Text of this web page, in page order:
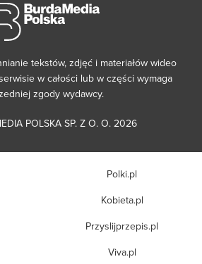
tekstów, zdjęć i materiałów wideo
w całości lub w części wymaga
zgody wydawcy.
POLSKA SP. Z O. O. 2026
Polki.pl
Kobieta.pl
Przyslijprzepis.pl
Viva.pl